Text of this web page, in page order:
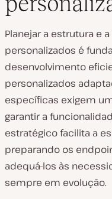
Planejar a estrutura e
personalizados é
desenvolvimento
personalizados
específicas exigem
garantir a
estratégico facilita a
preparando os
adequá-los às
sempre em evolução.